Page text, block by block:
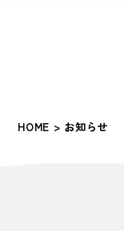
HOME > お知らせ